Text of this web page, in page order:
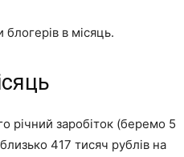
в місяць.
річний заробіток (беремо 5
417 тисяч рублів на